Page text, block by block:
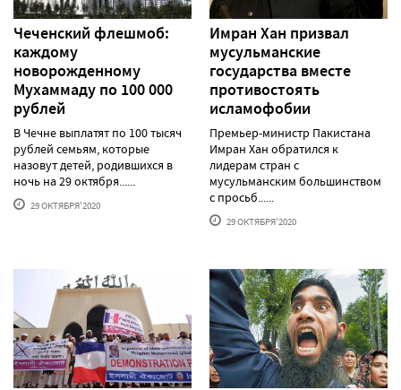
Чеченский флешмоб:
каждому
новорожденному
Мухаммаду по 100 000
рублей
В Чечне выплатят по 100 тысяч
рублей семьям, которые
назовут детей, родившихся в
ночь на 29 октября......
29 ОКТЯБРЯ'2020
Имран Хан призвал
мусульманские
государства вместе
противостоять
исламофобии
Премьер-министр Пакистана
Имран Хан обратился к
лидерам стран с
мусульманским большинством
с просьб......
29 ОКТЯБРЯ'2020